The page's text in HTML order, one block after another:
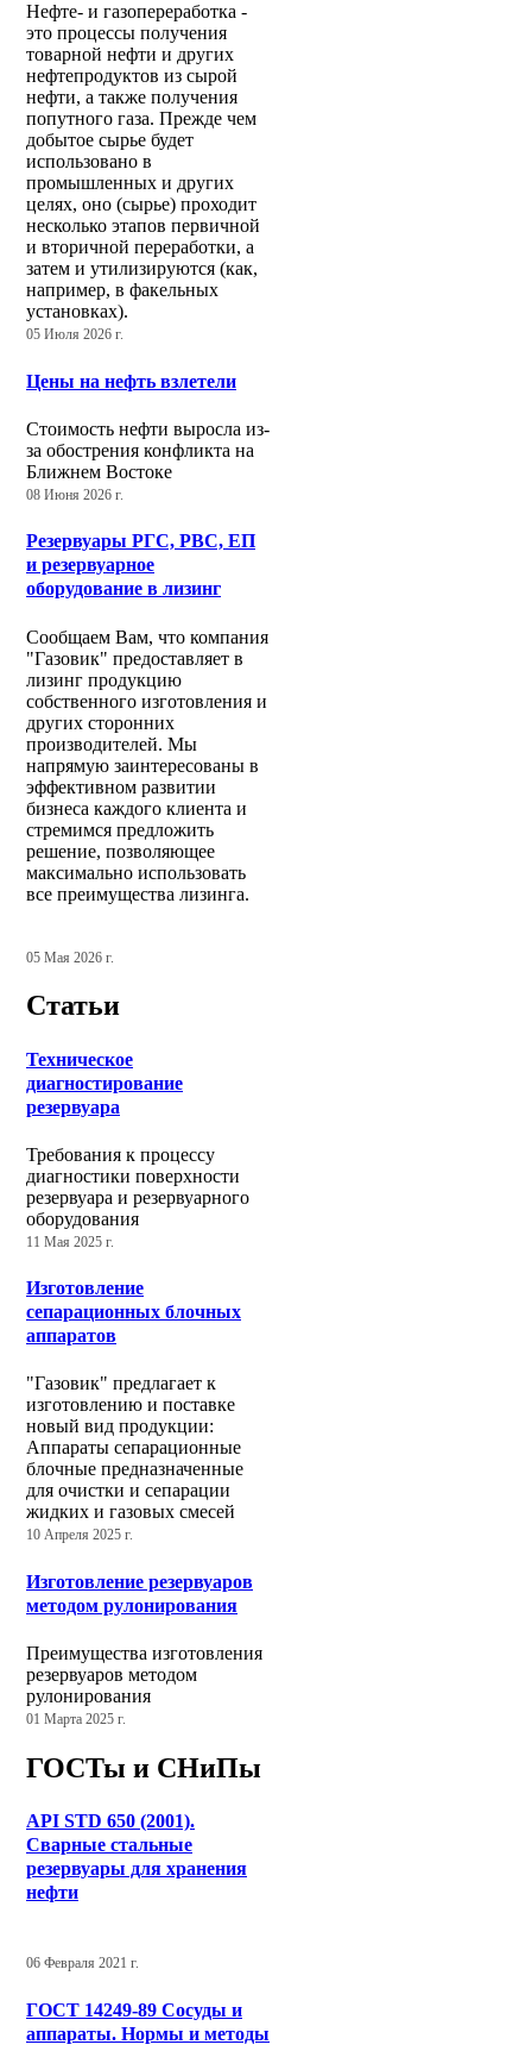
Нефте- и газопереработка -
это процессы получения
товарной нефти и других
нефтепродуктов из сырой
нефти, а также получения
попутного газа. Прежде чем
добытое сырье будет
использовано в
промышленных и других
целях, оно (сырье) проходит
несколько этапов первичной
и вторичной переработки, а
затем и утилизируются (как,
например, в факельных
установках).
05 Июля 2026 г.
Цены на нефть взлетели
Стоимость нефти выросла из-
за обострения конфликта на
Ближнем Востоке
08 Июня 2026 г.
Резервуары РГС, РВС, ЕП
и резервуарное
оборудование в лизинг
Сообщаем Вам, что компания
"Газовик" предоставляет в
лизинг продукцию
собственного изготовления и
других сторонних
производителей. Мы
напрямую заинтересованы в
эффективном развитии
бизнеса каждого клиента и
стремимся предложить
решение, позволяющее
максимально использовать
все преимущества лизинга.
05 Мая 2026 г.
Статьи
Техническое
диагностирование
резервуара
Требования к процессу
диагностики поверхности
резервуара и резервуарного
оборудования
11 Мая 2025 г.
Изготовление
сепарационных блочных
аппаратов
"Газовик" предлагает к
изготовлению и поставке
новый вид продукции:
Аппараты сепарационные
блочные предназначенные
для очистки и сепарации
жидких и газовых смесей
10 Апреля 2025 г.
Изготовление резервуаров
методом рулонирования
Преимущества изготовления
резервуаров методом
рулонирования
01 Марта 2025 г.
ГОСТы и СНиПы
API STD 650 (2001).
Сварные стальные
резервуары для хранения
нефти
06 Февраля 2021 г.
ГОСТ 14249-89 Сосуды и
аппараты. Нормы и методы